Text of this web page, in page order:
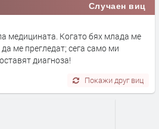
Случаен виц
медицината. Когато бях млада ме
ме прегледат; сега само ми
диагноза!
Покажи друг виц